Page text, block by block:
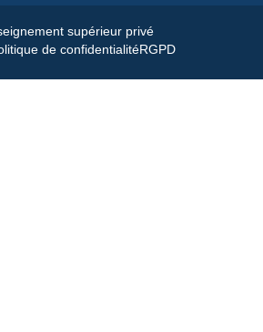
supérieur privé
de confidentialitéRGPD